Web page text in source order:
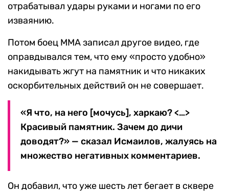
отрабатывал удары руками и ногами по его
изваянию.
Потом боец MMA записал другое видео, где
оправдывался тем, что ему «просто удобно»
накидывать жгут на памятник и что никаких
оскорбительных действий он не совершает.
«Я что, на него [мочусь], харкаю? <…>
Красивый памятник. Зачем до дичи
доводят?» — сказал Исмаилов, жалуясь на
множество негативных комментариев.
Он добавил, что уже шесть лет бегает в сквере